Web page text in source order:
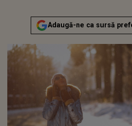
Adaugă-ne ca sursă